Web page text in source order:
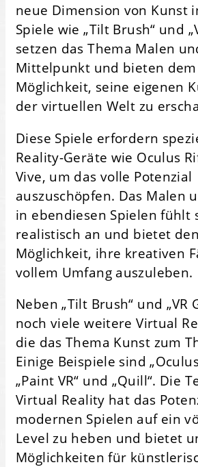
neue Dimension von Kunst
Spiele wie „Tilt Brush“ und
setzen das Thema Malen
Mittelpunkt und bieten dem
Möglichkeit, seine eigenen
der virtuellen Welt zu
Diese Spiele erfordern
Reality-Geräte wie Oculus
Vive, um das volle Potenzial
auszuschöpfen. Das Malen
in ebendiesen Spielen fühlt
realistisch an und bietet
Möglichkeit, ihre kreativen
vollem Umfang auszuleben.
Neben „Tilt Brush“ und „VR
noch viele weitere Virtual
die das Thema Kunst zum
Einige Beispiele sind
„Paint VR“ und „Quill“. Die
Virtual Reality hat das
modernen Spielen auf ein
Level zu heben und bietet
Möglichkeiten für